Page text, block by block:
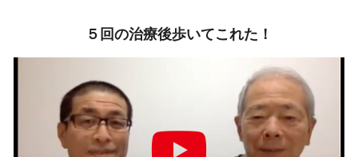
５回の治療後歩いてこれた！